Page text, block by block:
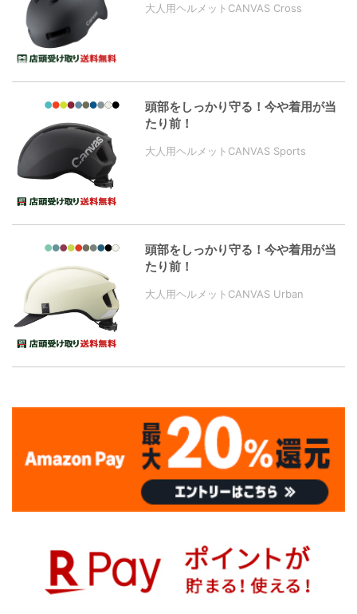
大人用ヘルメットCANVAS Cross
頭部をしっかり守る！今や着用が当
たり前！
大人用ヘルメットCANVAS Sports
頭部をしっかり守る！今や着用が当
たり前！
大人用ヘルメットCANVAS Urban